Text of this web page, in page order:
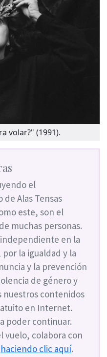
volar?" (1991).
el
Alas Tensas
este, son el
muchas personas.
en la
la igualdad y la
y la prevención
de género y
nuestros contenidos
en Internet.
poder continuar.
vuelo, colabora con
haciendo clic aquí.